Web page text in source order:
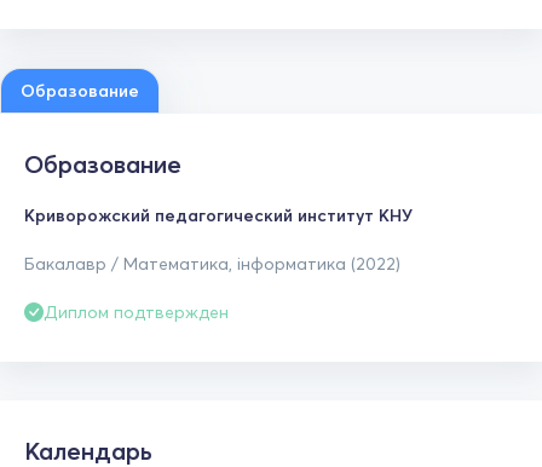
Образование
Образование
Криворожский педагогический институт КНУ
Бакалавр / Математика, інформатика (2022)
Диплом подтвержден
Календарь